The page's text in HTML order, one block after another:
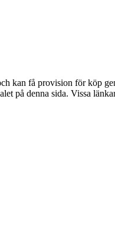
kan få provision för köp
på denna sida. Vissa